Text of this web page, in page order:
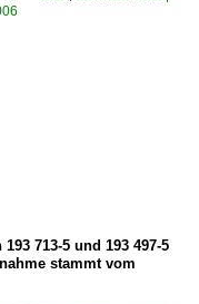
713-5 und 193 497-5
stammt vom